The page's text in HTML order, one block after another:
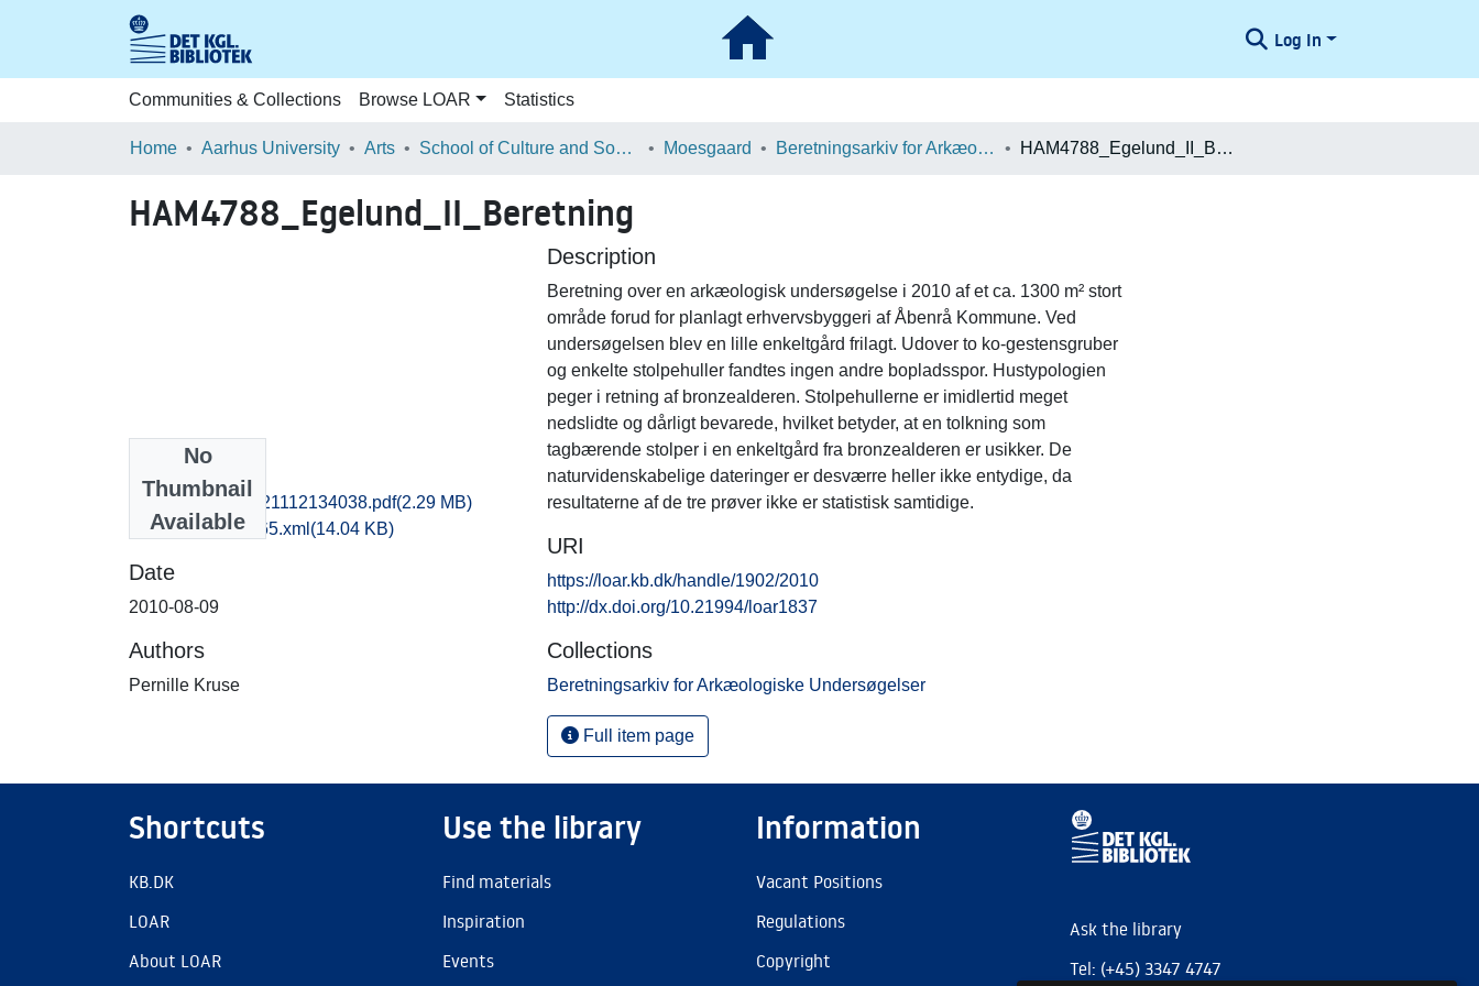
Log In
Communities & Collections Browse LOAR Statistics
Home Aarhus University Arts School of Culture and Society Moesgaard Beretningsarkiv for Arkæologiske Undersøgelser HAM4788_Egelund_II_Beretning
HAM4788_Egelund_II_Beretning
No
Thumbnail
Available
msj1haan_20121112134038.pdf(2.29 MB)
recordxml_item_65.xml (14.04 KB)
Date
2010-08-09
Authors
Pernille Kruse
Description
Beretning over en arkæologisk undersøgelse i 2010 af et ca. 1300 m² stort
område forud for planlagt erhvervsbyggeri af Åbenrå Kommune. Ved
undersøgelsen blev en lille enkeltgård frilagt. Udover to ko-gestensgruber
og enkelte stolpehuller fandtes ingen andre bopladsspor. Hustypologien
peger i retning af bronzealderen. Stolpehullerne er imidlertid meget
nedslidte og dårligt bevarede, hvilket betyder, at en tolkning som
tagbærende stolper i en enkeltgård fra bronzealderen er usikker. De
naturvidenskabelige dateringer er desværre heller ikke entydige, da
resultaterne af de tre prøver ikke er statistisk samtidige.
URI
https://loar.kb.dk/handle/1902/2010
http://dx.doi.org/10.21994/loar1837
Collections
Beretningsarkiv for Arkæologiske Undersøgelser
Full item page
Shortcuts
KB.DK
LOAR
About LOAR
Use the library
Find materials
Inspiration
Events
Information
Vacant Positions
Regulations
Copyright
Ask the library
Tel: (+45) 3347 4747